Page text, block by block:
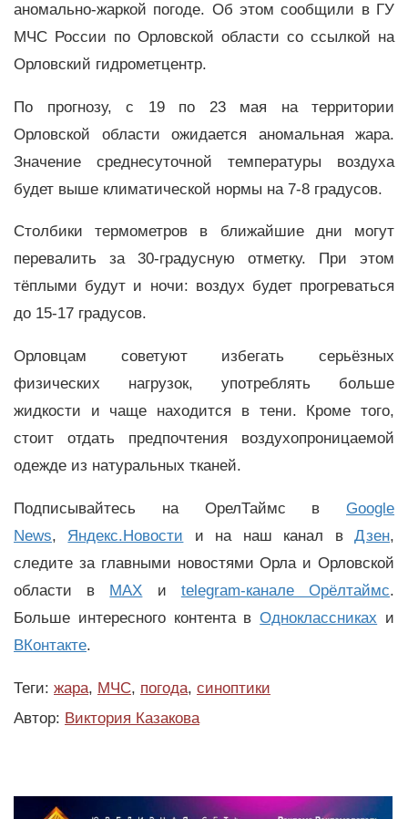
аномально-жаркой погоде. Об этом сообщили в ГУ
МЧС России по Орловской области со ссылкой на
Орловский гидрометцентр.
По прогнозу, с 19 по 23 мая на территории
Орловской области ожидается аномальная жара.
Значение среднесуточной температуры воздуха
будет выше климатической нормы на 7-8 градусов.
Столбики термометров в ближайшие дни могут
перевалить за 30-градусную отметку. При этом
тёплыми будут и ночи: воздух будет прогреваться
до 15-17 градусов.
Орловцам советуют избегать серьёзных
физических нагрузок, употреблять больше
жидкости и чаще находится в тени. Кроме того,
стоит отдать предпочтения воздухопроницаемой
одежде из натуральных тканей.
Подписывайтесь на ОрелТаймс в Google
News, Яндекс.Новости и на наш канал вДзен,
следите за главными новостями Орла и Орловской
области в MAX и telegram-канале Орёлтаймс.
Больше интересного контента вОдноклассниках и
ВКонтакте.
Теги: жара, МЧС, погода, синоптики
Автор: Виктория Казакова